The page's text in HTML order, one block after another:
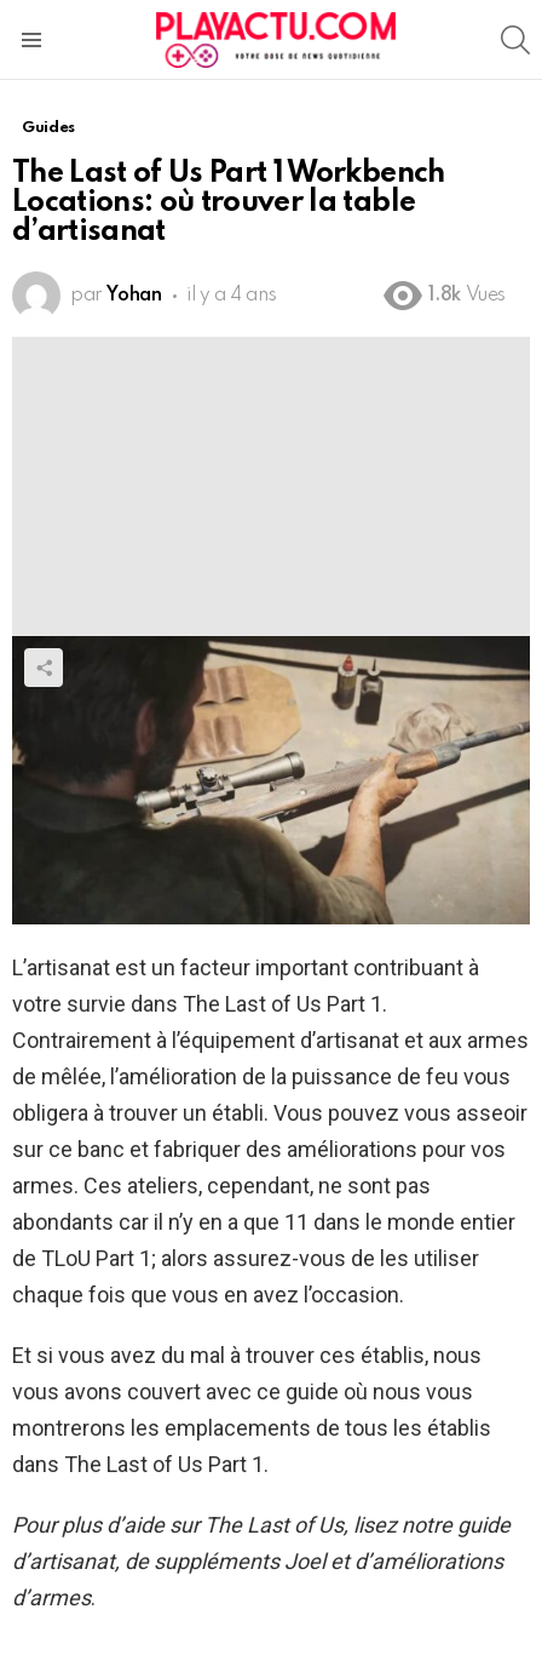
Guides
The Last of Us Part 1 Workbench
Locations: où trouver la table
d’artisanat
par Yohan il y a 4 ans 1.8k Vues
L’artisanat est un facteur important contribuant à
votre survie dans The Last of Us Part 1.
Contrairement à l’équipement d’artisanat et aux armes
de mêlée, l’amélioration de la puissance de feu vous
obligera à trouver un établi. Vous pouvez vous asseoir
sur ce banc et fabriquer des améliorations pour vos
armes. Ces ateliers, cependant, ne sont pas
abondants car il n’y en a que 11 dans le monde entier
de TLoU Part 1; alors assurez-vous de les utiliser
chaque fois que vous en avez l’occasion.
Et si vous avez du mal à trouver ces établis, nous
vous avons couvert avec ce guide où nous vous
montrerons les emplacements de tous les établis
dans The Last of Us Part 1.
Pour plus d’aide sur The Last of Us, lisez notre guide
d’artisanat, de suppléments Joel et d’améliorations
d’armes.